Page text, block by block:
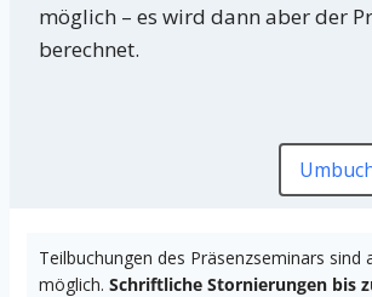
möglich – es wird dann aber der
berechnet.
Teilbuchungen des Präsenzseminars sind
möglich. Schriftliche Stornierungen bis